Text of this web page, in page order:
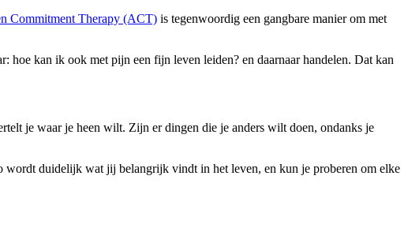
Commitment Therapy (ACT) is tegenwoordig een gangbare manier om met
hoe kan ik ook met pijn een fijn leven leiden? en daarnaar handelen. Dat kan
je waar je heen wilt. Zijn er dingen die je anders wilt doen, ondanks je
wordt duidelijk wat jij belangrijk vindt in het leven, en kun je proberen om elke